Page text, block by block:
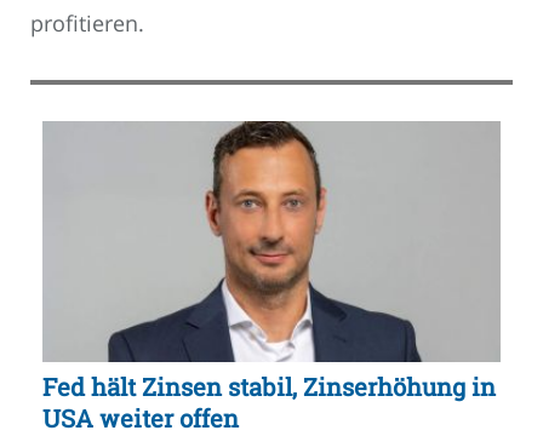
profitieren.
Fed hält Zinsen stabil, Zinserhöhung in
USA weiter offen